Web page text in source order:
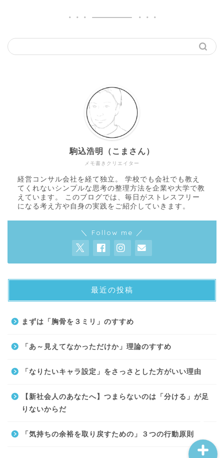
メモ書きクリエイター
駒込浩明（こまさん）
経営コンサル会社を経て独立。 学校でも会社でも教え
てくれないシンプルな思考の整理方法を企業や大学で教
えています。 このブログでは、毎日がストレスフリー
になる考え方や自身の実践をご紹介していきます。
＼ Follow me ／
最近の投稿
まずは「胸骨を３ミリ」のすすめ
「あ～見えてなかっただけか」理論のすすめ
「なりたいキャラ設定」をさっさとした方がいい理由
【新社会人のあなたへ】つまらないのは「分ける」が足
りないからだ
「気持ちの余裕を取り戻すための」３つの行動原則
サイトマップ
プライバシーポリシー